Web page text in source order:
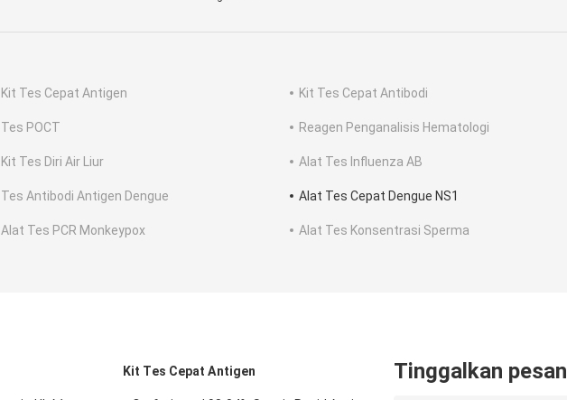
Kit Tes Cepat Antigen Kit Tes Cepat Antibodi
Tes POCT Reagen Penganalisis Hematologi
Kit Tes Diri Air Liur Alat Tes Influenza AB
Tes Antibodi Antigen Dengue Alat Tes Cepat Dengue NS1
Alat Tes PCR Monkeypox Alat Tes Konsentrasi Sperma
Kit Tes Cepat Antigen Tinggalkan pesan